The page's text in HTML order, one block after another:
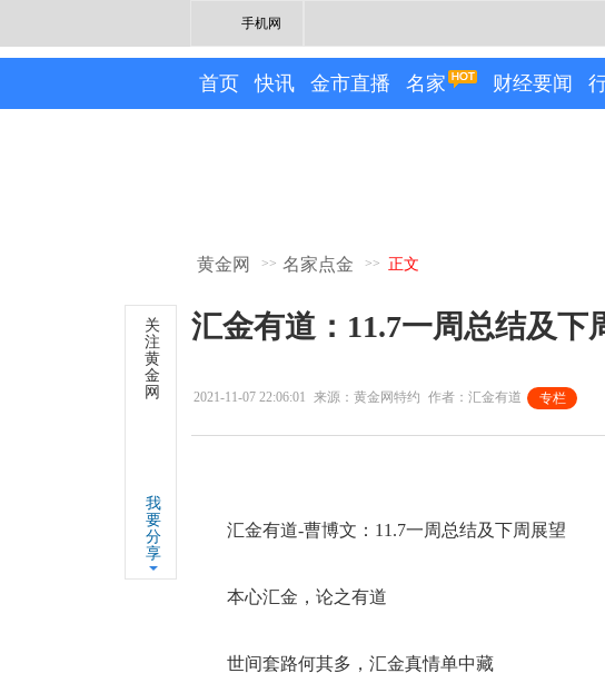
手机网
首页 快讯 金市直播 名家 财经要闻
黄金网 >> 名家点金 >> 正文
汇金有道：11.7一周总结及下
2021-11-07 22:06:01 来源：黄金网特约 作者：汇金有道 专栏
专栏
关
注
黄
金
网
我
要
分
享
汇金有道-曹博文：11.7一周总结及下周展望
本心汇金，论之有道
世间套路何其多，汇金真情单中藏